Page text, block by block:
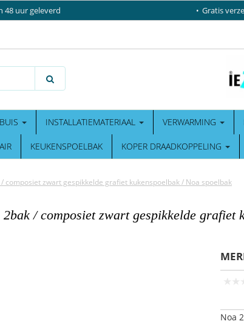
48 uur geleverd Gratis
INSTALLATIEMATERIAAL VERWARMING
KEUKENSPOELBAK KOPER DRAADKOPPELING
composiet zwart gespikkelde grafiet kukenspoelbak / Noa spoelbak
2bak / composiet zwart gespikkelde grafiet
Noa